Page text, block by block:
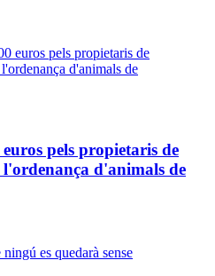
pels propietaris de
d'animals de